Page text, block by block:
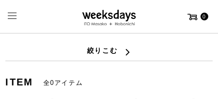
0
絞りこむ
ITEM 全0アイテム